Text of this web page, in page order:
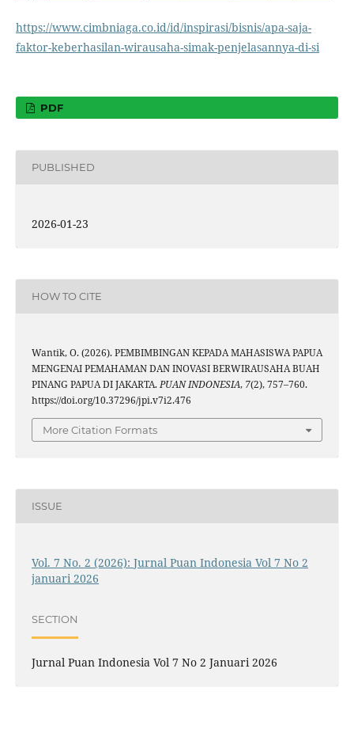
https://www.cimbniaga.co.id/id/inspirasi/bisnis/apa-saja-
faktor-keberhasilan-wirausaha-simak-penjelasannya-di-si
PDF
PUBLISHED
2026-01-23
HOW TO CITE
Wantik, O. (2026). PEMBIMBINGAN KEPADA MAHASISWA PAPUA
MENGENAI PEMAHAMAN DAN INOVASI BERWIRAUSAHA BUAH
PINANG PAPUA DI JAKARTA.PUAN INDONESIA, 7(2), 757–760.
https://doi.org/10.37296/jpi.v7i2.476
More Citation Formats
ISSUE
Vol. 7 No. 2 (2026): Jurnal Puan Indonesia Vol 7 No 2
januari 2026
SECTION
Jurnal Puan Indonesia Vol 7 No 2 Januari 2026